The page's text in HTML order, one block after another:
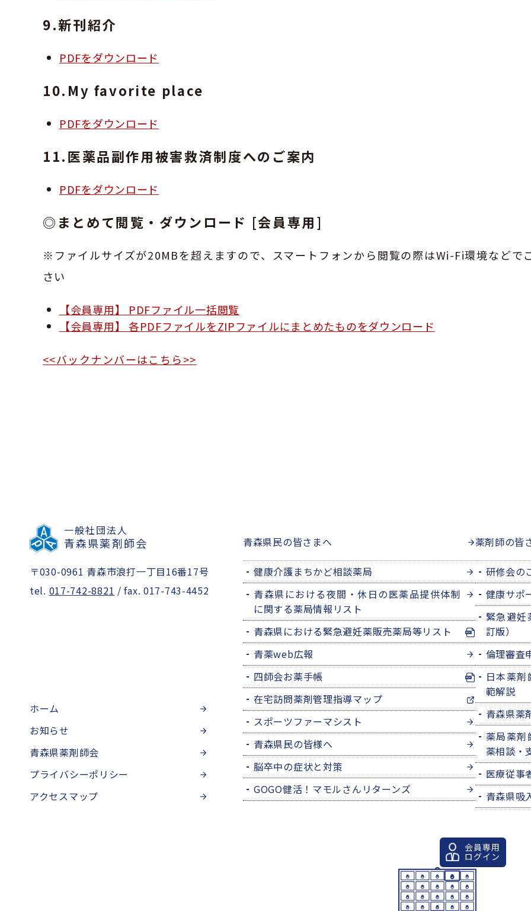
9.新刊紹介
PDFをダウンロード
10.My favorite place
PDFをダウンロード
11.医薬品副作用被害救済制度へのご案内
PDFをダウンロード
◎まとめて閲覧・ダウンロード [会員専用]
※ファイルサイズが20MBを超えますので、スマートフォンから閲覧の際はWi-Fi環境などで
さい
【会員専用】 PDFファイル一括閲覧
【会員専用】 各PDFファイルをZIPファイルにまとめたものをダウンロード
<<バックナンバーはこちら>>
一般社団法人
青森県薬剤師会
〒030-0961 青森市浪打一丁目16番17号
tel. 017-742-8821 / fax. 017-743-4452
ホーム
お知らせ
青森県薬剤師会
プライバシーポリシー
アクセスマップ
青森県民の皆さまへ
健康介護まちかど相談薬局
青森県における夜間・休日の医薬品提供体制
に関する薬局情報リスト
青森県における緊急避妊薬販売薬局等リスト
青薬web広報
四師会お薬手帳
在宅訪問薬剤管理指導マップ
スポーツファーマシスト
青森県民の皆様へ
脳卒中の症状と対策
GOGO健活！マモルさんリターンズ
薬剤師の皆
研修会の
健康サポ
緊急避妊
訂版）
倫理審査
日本薬
範解説
青森県薬
薬局薬剤
薬相談・
医療従事
青森県吸
会員専用
ログイン